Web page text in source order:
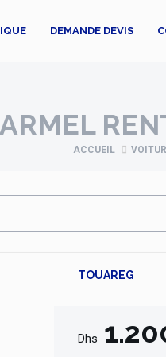
DEMANDE DEVIS
ACCUEIL
TOUAREG
Dhs